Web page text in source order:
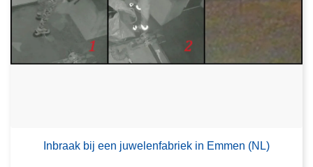
Inbraak bij een juwelenfabriek in Emmen (NL)